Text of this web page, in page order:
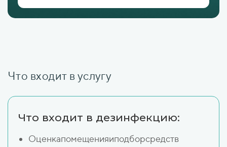
Что входит в услугу
Что входит в дезинфекцию:
Оценкапомещенияиподборсредств